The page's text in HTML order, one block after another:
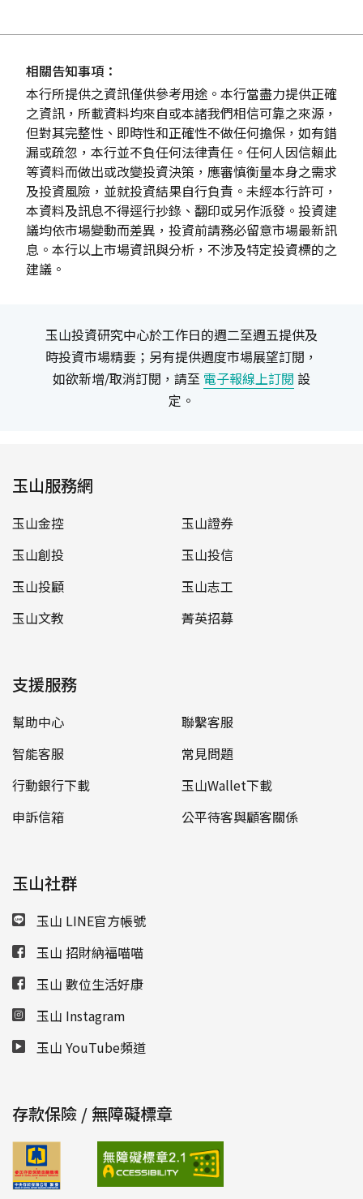
相關告知事項：
本行所提供之資訊僅供參考用途。本行當盡力提供正確
之資訊，所載資料均來自或本諸我們相信可靠之來源，
但對其完整性、即時性和正確性不做任何擔保，如有錯
漏或疏忽，本行並不負任何法律責任。任何人因信賴此
等資料而做出或改變投資決策，應審慎衡量本身之需求
及投資風險，並就投資結果自行負責。未經本行許可，
本資料及訊息不得逕行抄錄、翻印或另作派發。投資建
議均依市場變動而差異，投資前請務必留意市場最新訊
息。本行以上市場資訊與分析，不涉及特定投資標的之
建議。
玉山投資研究中心於工作日的週二至週五提供及
時投資市場精要；另有提供週度市場展望訂閱，
如欲新增/取消訂閱，請至 電子報線上訂閱 設
定。
玉山服務網
玉山金控
玉山證券
玉山創投
玉山投信
玉山投顧
玉山志工
玉山文教
菁英招募
支援服務
幫助中心
聯繫客服
智能客服
常見問題
行動銀行下載
玉山Wallet下載
申訴信箱
公平待客與顧客關係
玉山社群
玉山 LINE官方帳號
玉山 招財納福喵喵
玉山 數位生活好康
玉山 Instagram
玉山 YouTube頻道
存款保險 / 無障礙標章